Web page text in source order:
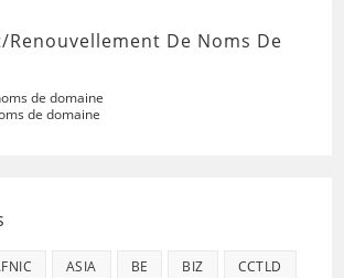
renouvellement De Noms De
de domaine
de domaine
ASIA BE BIZ CCTLD